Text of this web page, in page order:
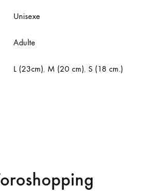
Unisexe
Adulte
L (23cm), M (20 cm), S (18 cm.)